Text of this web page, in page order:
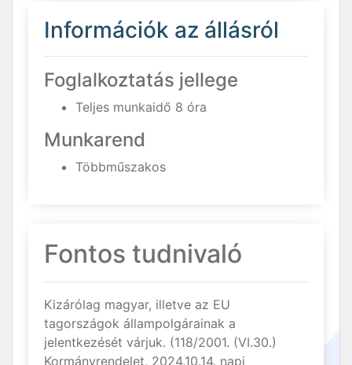
Információk az állásról
Foglalkoztatás jellege
Teljes munkaidő 8 óra
Munkarend
Többműszakos
Fontos tudnivaló
Kizárólag magyar, illetve az EU
tagországok állampolgárainak a
jelentkezését várjuk. (118/2001. (VI.30.)
Kormányrendelet, 2024.10.14. napi